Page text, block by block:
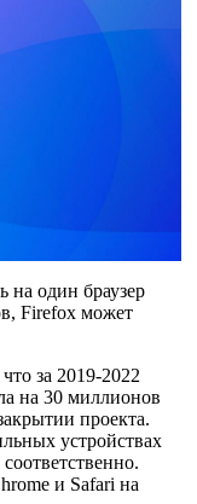
на один браузер
Firefox может
за 2019-2022
на 30 миллионов
проекта.
устройствах
и Safari на